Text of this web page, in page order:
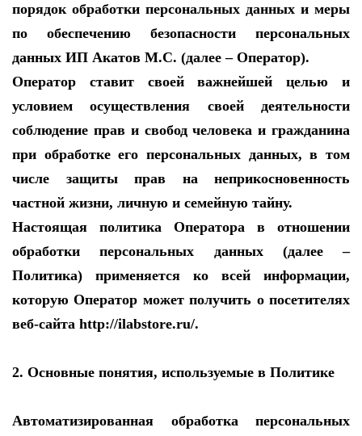
порядок обработки персональных данных и меры
по обеспечению безопасности персональных
данных ИП Акатов М.С. (далее – Оператор).
Оператор ставит своей важнейшей целью и
условием осуществления своей деятельности
соблюдение прав и свобод человека и гражданина
при обработке его персональных данных, в том
числе защиты прав на неприкосновенность
частной жизни, личную и семейную тайну.
Настоящая политика Оператора в отношении
обработки персональных данных (далее –
Политика) применяется ко всей информации,
которую Оператор может получить о посетителях
веб-сайта http://ilabstore.ru/.
2. Основные понятия, используемые в Политике
Автоматизированная обработка персональных